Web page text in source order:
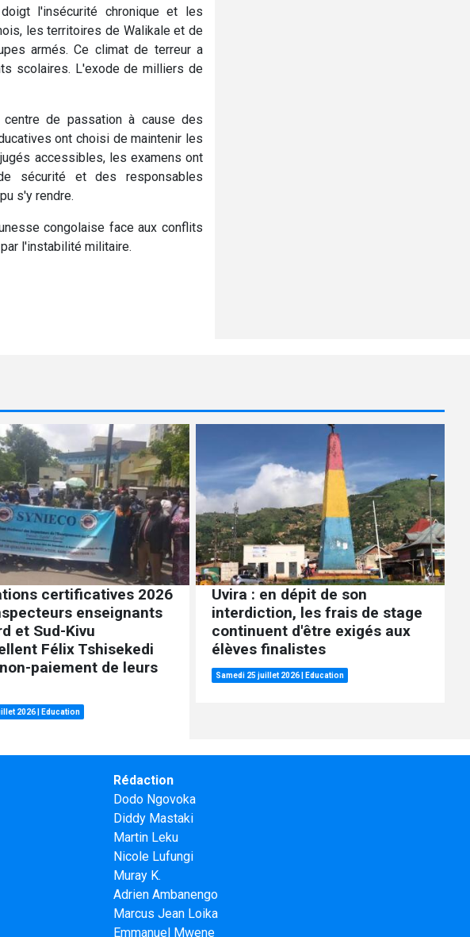
l'insécurité chronique et les
les territoires de Walikale et de
armés. Ce climat de terreur a
scolaires. L'exode de milliers de
de passation à cause des
ont choisi de maintenir les
accessibles, les examens ont
sécurité et des responsables
s'y rendre.
congolaise face aux conflits
l'instabilité militaire.
certificatives 2026
enseignants
et Sud-Kivu
Félix Tshisekedi
paiement de leurs
2026 Education
Uvira : en dépit de son
interdiction, les frais de stage
continuent d'être exigés aux
élèves finalistes
Samedi 25 juillet 2026 Education
Rédaction
Dodo Ngovoka
Diddy Mastaki
Martin Leku
Nicole Lufungi
Muray K.
Adrien Ambanengo
Marcus Jean Loika
Emmanuel Mwene